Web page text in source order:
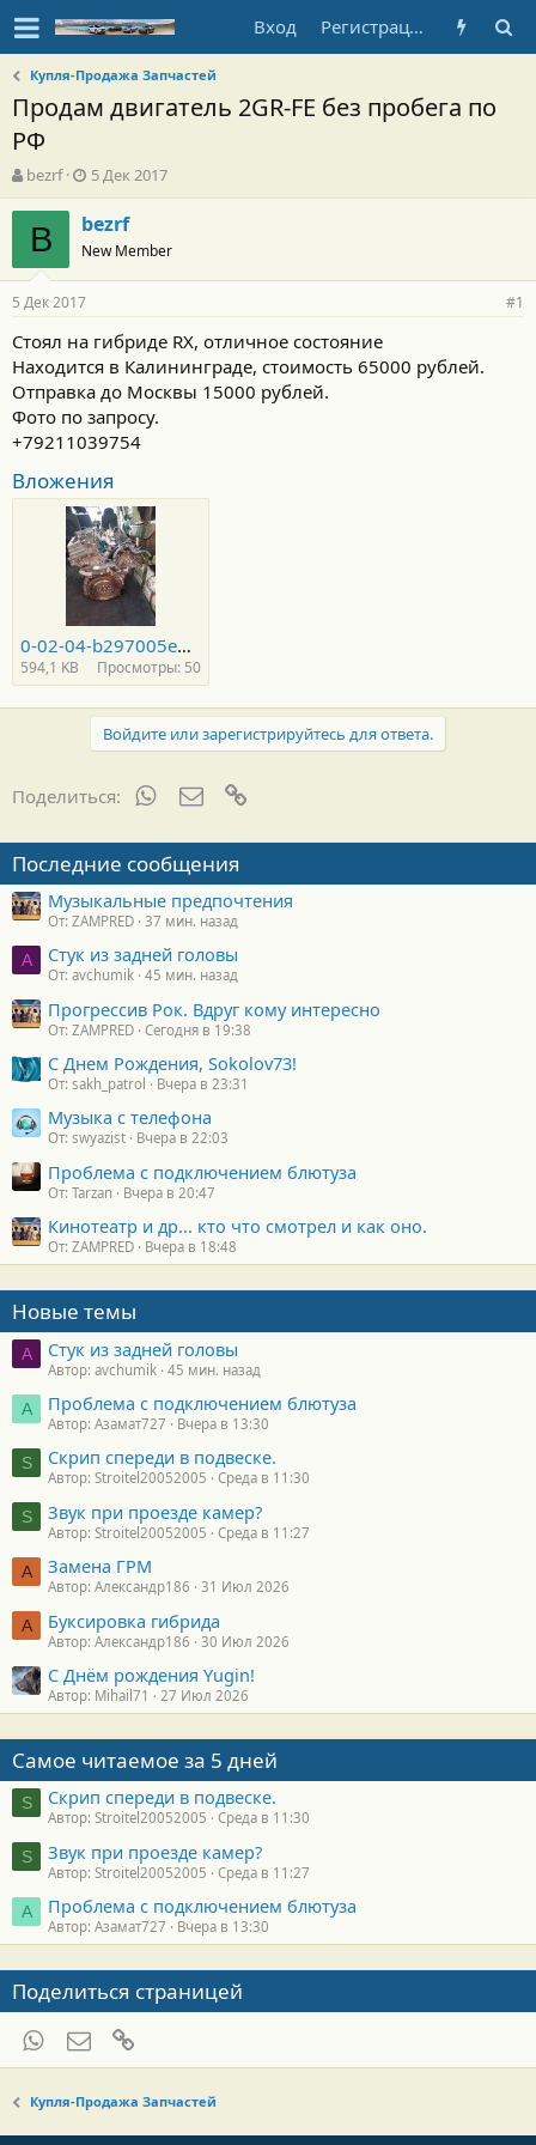
Вход Регистрация
Купля-Продажа Запчастей
Продам двигатель 2GR-FE без пробега по
РФ
А
в
т
т
е
м
ы
bezrf
Д
а
т
а
н
а
а
л
а
5 Дек 2017
B bezrf
New Member
5 Дек 2017 #1
Стоял на гибриде RX, отличное состояние
Находится в Калининграде, стоимость 65000 рублей.
Отправка до Москвы 15000 рублей.
Фото по запросу.
+79211039754
Вложения
0-02-04-b297005e5efe38e1b7855c4649b0fe37dec7e2bc5608eafa62be7ef8b9381445_full.JPG
594,1 KB Просмотры: 50
Войдите или зарегистрируйтесь для ответа.
Поделиться: WhatsAppЭлектронная почта
Последние сообщения
Музыкальные предпочтения
От: ZAMPRED 37 мин. назад
A Стук из задней головы
От: avchumik 45 мин. назад
Прогрессив Рок. Вдруг кому интересно
От: ZAMPRED Сегодня в 19:38
С Днем Рождения, Sokolov73!
От: sakh_patrol Вчера в 23:31
Музыка с телефона
От: swyazist Вчера в 22:03
Проблема с подключением блютуза
От: Tarzan Вчера в 20:47
Кинотеатр и др... кто что смотрел и как оно.
От: ZAMPRED Вчера в 18:48
Новые темы
A Стук из задней головы
Автор: avchumik 45 мин. назад
А Проблема с подключением блютуза
Автор: Азамат727 Вчера в 13:30
S Скрип спереди в подвеске.
Автор: Stroitel20052005 Среда в 11:30
S Звук при проезде камер?
Автор: Stroitel20052005 Среда в 11:27
А Замена ГРМ
Автор: Александр186 31 Июл 2026
А Буксировка гибрида
Автор: Александр186 30 Июл 2026
С Днём рождения Yugin!
Автор: Mihail71 27 Июл 2026
Самое читаемое за 5 дней
S Скрип спереди в подвеске.
Автор: Stroitel20052005 Среда в 11:30
S Звук при проезде камер?
Автор: Stroitel20052005 Среда в 11:27
А Проблема с подключением блютуза
Автор: Азамат727 Вчера в 13:30
Поделиться страницей
WhatsAppЭлектронная почта
Купля-Продажа Запчастей